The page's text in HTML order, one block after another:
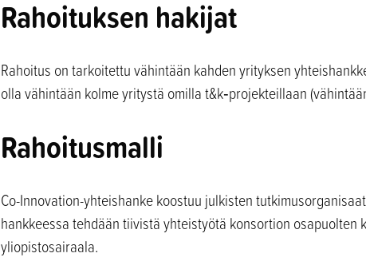
Rahoituksen hakijat
Rahoitus on tarkoitettu vähintään kahden yrityksen
olla vähintään kolme yritystä omilla t&k‑projekteillaan
Rahoitusmalli
Co-Innovation-yhteishanke koostuu julkisten
hankkeessa tehdään tiivistä yhteistyötä konsortion
yliopistosairaala.